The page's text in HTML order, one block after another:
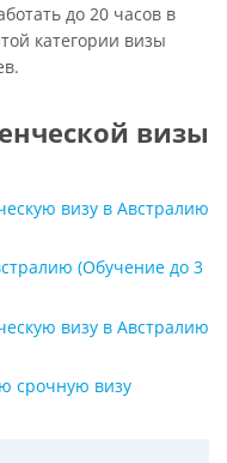
до 20 часов в
категории визы
визы
визу в Австралию
(Обучение до 3
визу в Австралию
срочную визу